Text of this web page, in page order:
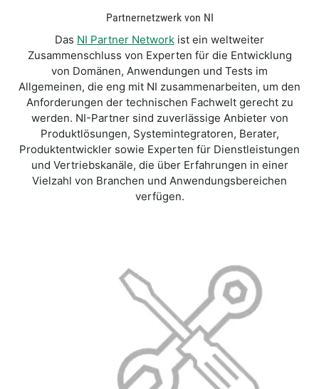
Partnernetzwerk von NI
Das NI Partner Network ist ein weltweiter
Zusammenschluss von Experten für die Entwicklung
von Domänen, Anwendungen und Tests im
Allgemeinen, die eng mit NI zusammenarbeiten, um den
Anforderungen der technischen Fachwelt gerecht zu
werden. NI-Partner sind zuverlässige Anbieter von
Produktlösungen, Systemintegratoren, Berater,
Produktentwickler sowie Experten für Dienstleistungen
und Vertriebskanäle, die über Erfahrungen in einer
Vielzahl von Branchen und Anwendungsbereichen
verfügen.